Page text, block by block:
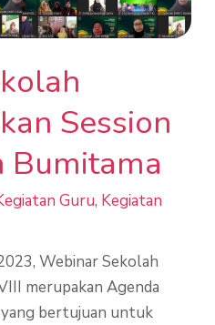
Session
Bumitama
Guru, Kegiatan
Webinar Sekolah
merupakan Agenda
bertujuan untuk